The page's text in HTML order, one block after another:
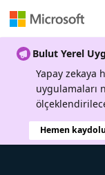
Bulut Yerel
Yapay zekaya
uygulamaları
Hemen